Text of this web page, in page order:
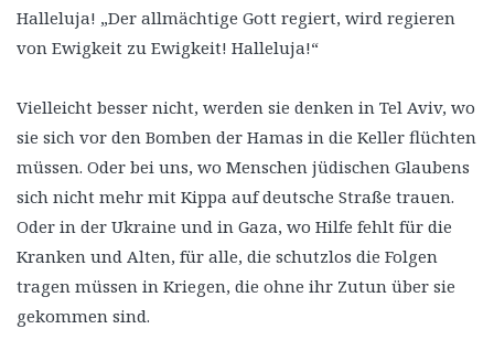
Halleluja! „Der allmächtige Gott regiert, wird regieren
von Ewigkeit zu Ewigkeit! Halleluja!“
Vielleicht besser nicht, werden sie denken in Tel Aviv, wo
sie sich vor den Bomben der Hamas in die Keller flüchten
müssen. Oder bei uns, wo Menschen jüdischen Glaubens
sich nicht mehr mit Kippa auf deutsche Straße trauen.
Oder in der Ukraine und in Gaza, wo Hilfe fehlt für die
Kranken und Alten, für alle, die schutzlos die Folgen
tragen müssen in Kriegen, die ohne ihr Zutun über sie
gekommen sind.